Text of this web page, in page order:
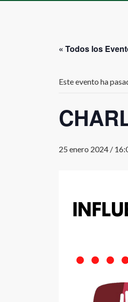
« Todos los
Este evento ha
25 enero 2024 /